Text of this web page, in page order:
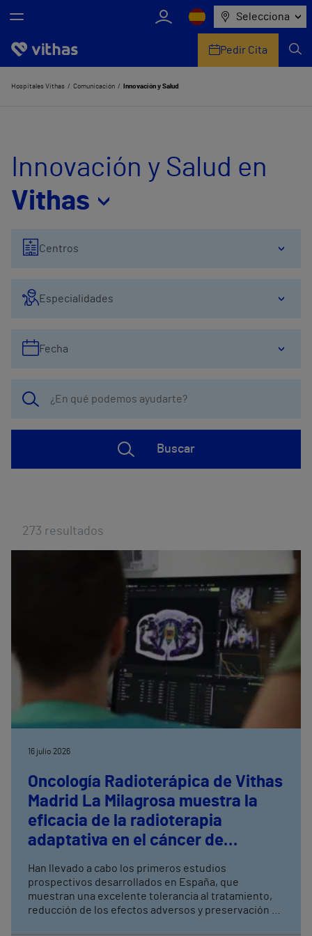
Selecciona
Nosotros
Comunicación
Pedir Cita
Hospitales Vithas Comunicación Innovación y Salud
Innovación y Salud en
Vithas
Centros
Especialidades
Fecha
Buscar
273 resultados
16 julio 2026
Oncología Radioterápica de Vithas
Madrid La Milagrosa muestra la
eficacia de la radioterapia
adaptativa en el cáncer de
próstata
Han llevado a cabo los primeros estudios
prospectivos desarrollados en España, que
muestran una excelente tolerancia al tratamiento,
reducción de los efectos adversos y preservación de